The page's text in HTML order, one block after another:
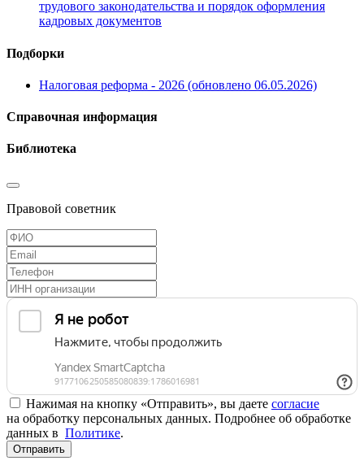
трудового законодательства и порядок оформления
кадровых документов
Подборки
Налоговая реформа - 2026 (обновлено 06.05.2026)
Справочная информация
Библиотека
Правовой советник
Нажимая на кнопку «Отправить», вы даете согласие
на обработку персональных данных. Подробнее об обработке
данных в Политике.
Отправить